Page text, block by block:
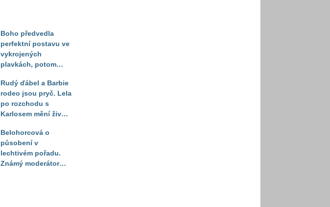
Boho předvedla
perfektní postavu ve
vykrojených
plavkách, potom
těla
Rudý ďábel a Barbie
rodeo jsou pryč. Lela
po rozchodu s
Karlosem mění život i
Sandeva
Belohorcová o
působení v
lechtivém pořadu.
Známý moderátor